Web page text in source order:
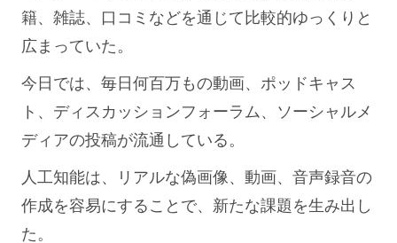
籍、雑誌、口コミなどを通じて比較的ゆっくりと
広まっていた。
今日では、毎日何百万もの動画、ポッドキャス
ト、ディスカッションフォーラム、ソーシャルメ
ディアの投稿が流通している。
人工知能は、リアルな偽画像、動画、音声録音の
作成を容易にすることで、新たな課題を生み出し
た。